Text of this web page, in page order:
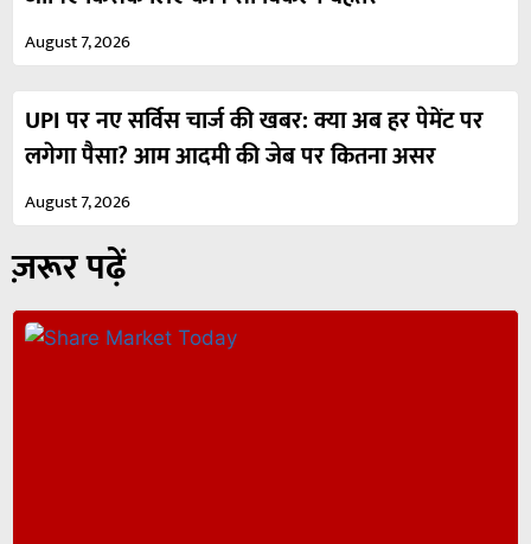
August 7, 2026
UPI पर नए सर्विस चार्ज की खबर: क्या अब हर पेमेंट पर
लगेगा पैसा? आम आदमी की जेब पर कितना असर
August 7, 2026
ज़रूर पढ़ें